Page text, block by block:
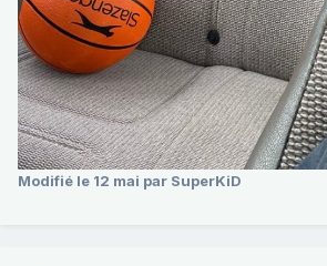
Modifié le 12 mai par SuperKiD